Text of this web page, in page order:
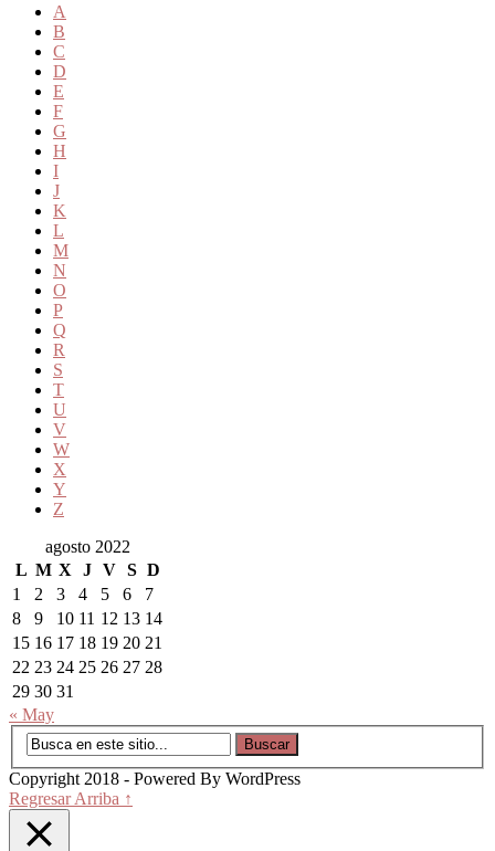
A
B
C
D
E
F
G
H
I
J
K
L
M
N
O
P
Q
R
S
T
U
V
W
X
Y
Z
agosto 2022
L M X J V S D
1
2 3 4 5 6
7
8
9 10 11 12 13 14
15 16 17 18 19 20 21
22 23 24 25 26 27 28
29 30 31
« May
Copyright 2018 - Powered By WordPress
Regresar Arriba ↑